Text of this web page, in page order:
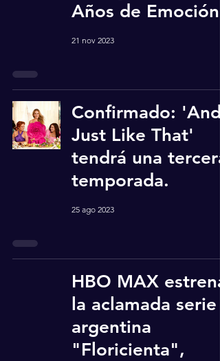
Años de Emoción.
21 nov 2023
Confirmado: 'And
Just Like That'
tendrá una tercera
temporada.
25 ago 2023
HBO MAX estrena
la aclamada serie
argentina
"Floricienta",